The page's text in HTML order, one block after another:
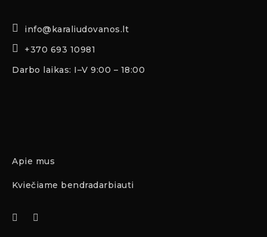
info@karaliudovanos.lt
+370 693 10981
Darbo laikas: I–V 9:00 – 18:00
Apie mus
Kviečiame bendradarbiauti